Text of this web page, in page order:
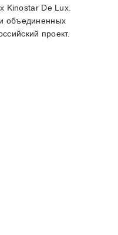
Kinostar De Lux.
объединенных
проект.